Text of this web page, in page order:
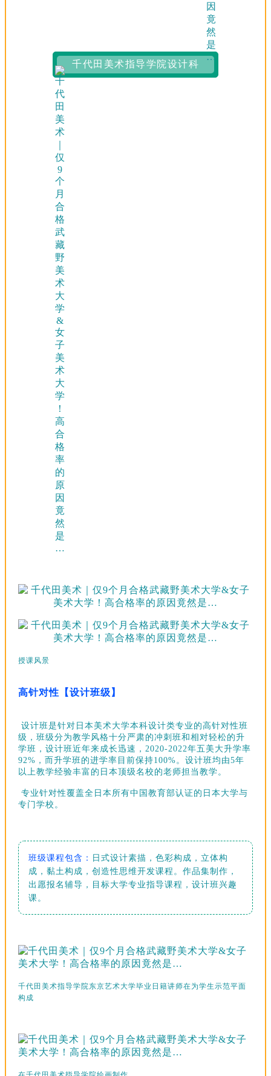
千代田美术指导学院设计科
授课风景
高针对性【设计班级】
设计班是针对日本美术大学本科设计类专业的高针对性班
级，班级分为教学风格十分严肃的冲刺班和相对轻松的升
学班，设计班近年来成长迅速，2020-2022年五美大升学率
92%，而升学班的进学率目前保持100%。设计班均由5年
以上教学经验丰富的日本顶级名校的老师担当教学。
专业针对性覆盖全日本所有中国教育部认证的日本大学与
专门学校。
班级课程包含：
日式设计素描，色彩构成，立体构
成，黏土构成，创造性思维开发课程。作品集制作，
出愿报名辅导，目标大学专业指导课程，设计班兴趣
课。
千代田美术指导学院东京艺术大学毕业日籍讲师在为学生示范平面
构成